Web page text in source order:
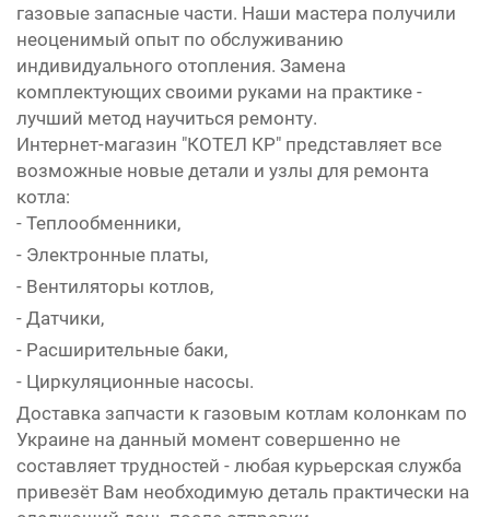
газовые запасные части. Наши мастера получили
неоценимый опыт по обслуживанию
индивидуального отопления. Замена
комплектующих своими руками на практике -
лучший метод научиться ремонту.
Интернет-магазин "КОТЕЛ КР" представляет все
возможные новые детали и узлы для ремонта
котла:
- Теплообменники,
- Электронные платы,
- Вентиляторы котлов,
- Датчики,
- Расширительные баки,
- Циркуляционные насосы.
Доставка запчасти к газовым котлам колонкам по
Украине на данный момент совершенно не
составляет трудностей - любая курьерская служба
привезёт Вам необходимую деталь практически на